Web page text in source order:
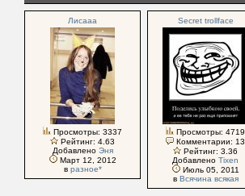
Лисааа
Просмотры: 3337
Рейтинг: 4.63
Добавлено Эня
Март 12, 2012
в разное*
Secret trollface
Просмотры: 4719
Комментарии: 13
Рейтинг: 3.36
Добавлено Tixen
Июль 05, 2011
в Всячина всякая